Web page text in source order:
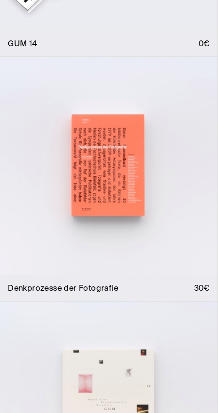
GUM 14 0€
Denkprozesse der Fotografie 30€